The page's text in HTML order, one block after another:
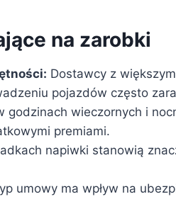
na zarobki
Dostawcy z
pojazdów często
godzinach wieczornych i
premiami.
napiwki stanowią
umowy ma wpływ na